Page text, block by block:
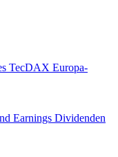
TecDAX Europa-
Earnings Dividenden